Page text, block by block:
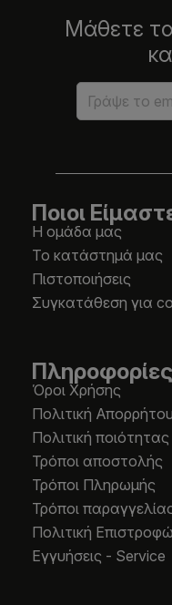
Μάθετε
Ποιοι
Η ομάδα μας
Το κατάστημά μας
Πιστοποιήσεις
Συγκατάθεση για
Πληροφορίες
Όροι Χρήσης
Πολιτική Απορρήτου
Πολιτική ποιότητας
Τρόποι αποστολής
Τρόποι Πληρωμής
Τρόποι
Πολιτική
Εγγυήσεις - Service